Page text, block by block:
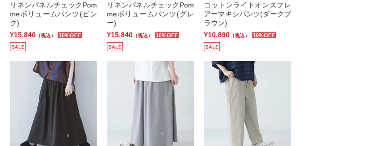
リネンパネルチェックPom
meボリュームパンツ(ピン
ク)
¥15,840 （税込） 10%OFF
リネンパネルチェックPom
meボリュームパンツ(グレ
ー)
¥15,840 （税込） 10%OFF
コットンライトオンスフレ
アーマキシパンツ(ダークブ
ラウン)
¥10,890 （税込） 10%OFF